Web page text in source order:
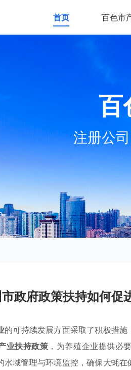
首页 百色市
百
注册公
政府政策扶持如何促
的可持续发展方面采取了积极措
业扶持政策 ，为养殖企业提供必
水域管理与环境监控，确保大蚝